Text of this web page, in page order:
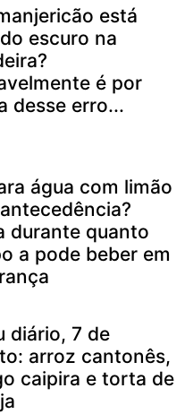
está
escuro na
é por
desse erro...
água com limão
durante quanto
a pode beber em
diário, 7 de
arroz cantonês,
caipira e torta de